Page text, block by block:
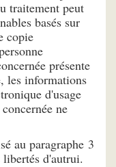
traitement peut
basés sur
copie
présente
les informations
d'usage
ne
au paragraphe 3
d'autrui.